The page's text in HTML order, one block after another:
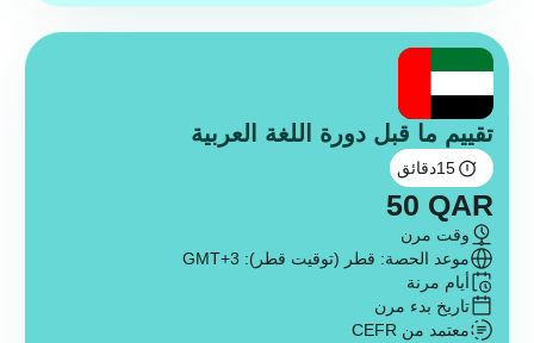
تقييم ما قبل دورة اللغة العربية
15دقائق
50 QAR
وقت مرن
موعد الحصة: قطر (توقيت قطر): GMT+3
أيام مرنة
تاريخ بدء مرن
معتمد من CEFR